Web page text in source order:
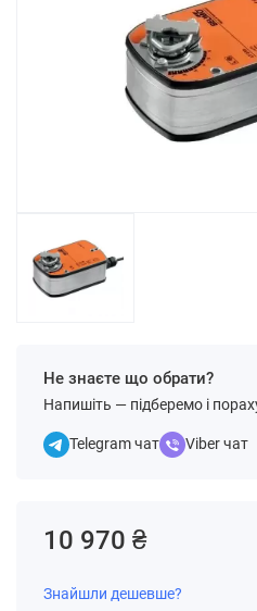
Не знаєте що обрати?
Напишіть — підберемо і
Telegram чат Viber чат
10 970 ₴
Знайшли дешевше?